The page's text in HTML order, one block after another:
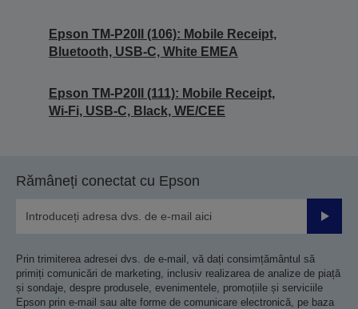
Epson TM-P20II (106): Mobile Receipt,
Bluetooth, USB-C, White EMEA
Epson TM-P20II (111): Mobile Receipt,
Wi-Fi, USB-C, Black, WE/CEE
Rămâneți conectat cu Epson
Prin trimiterea adresei dvs. de e-mail, vă dați consimțământul să
primiți comunicări de marketing, inclusiv realizarea de analize de piață
și sondaje, despre produsele, evenimentele, promoțiile și serviciile
Epson prin e-mail sau alte forme de comunicare electronică, pe baza